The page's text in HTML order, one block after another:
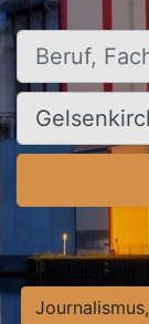
Beruf,
Ort, Stadt